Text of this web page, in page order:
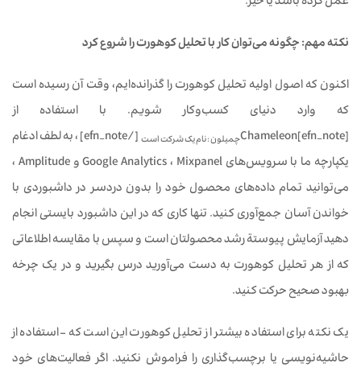
نکته مهم: چگونه می‌توان کار با تحلیل کوهورت را شروع کرد
اکنون که اصول اولیه تحلیل کوهورت را گذرانده‌ایم، وقت آن رسیده است
که وارد دنیای کسب‌وکار شویم. با استفاده از
Chameleon[efn_note]چمیلون : نام یک شرکت است
[/efn_note] ، به لطف ادغام
یکپارچه ما با سرویس‌های Google Analytics ، Mixpanel و Amplitude ،
می‌توانید تمام داده‌های محصول خود را بدون دردسر در داشبوردی با
خواندن آسان جمع‌آوری کنید. تنها کاری که در این داشبورد بایستی انجام
دهید آزمایش پیوستة رشد محصولتان است و سپس با مقایسه اطلاعاتی
که از هر تحلیل کوهورت به دست می‌آورید درس بگیرید و در یک چرخه
بهبود صحیح حرکت کنید.
یک نکته برای استفاده بیشتر از تحلیل کوهورت این است که – استفاده از
حاشیه‌نویسی یا برچسب‌گذاری را فراموش نکنید. اگر فعالیت‌های خود